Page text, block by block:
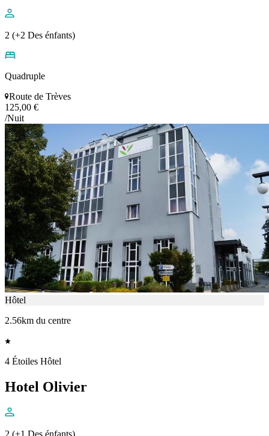
2 (+2 Des énfants)
Quadruple
Route de Trèves
125,00 €
/Nuit
Hôtel
2.56km du centre
4 Étoiles Hôtel
Hotel Olivier
2 (+1 Des énfants)